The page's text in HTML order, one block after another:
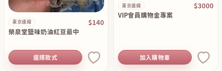
東京連線 $140
榮泉堂鹽味奶油紅豆最中
選擇款式
東京連線 $3000
VIP會員購物金專案
加入購物車